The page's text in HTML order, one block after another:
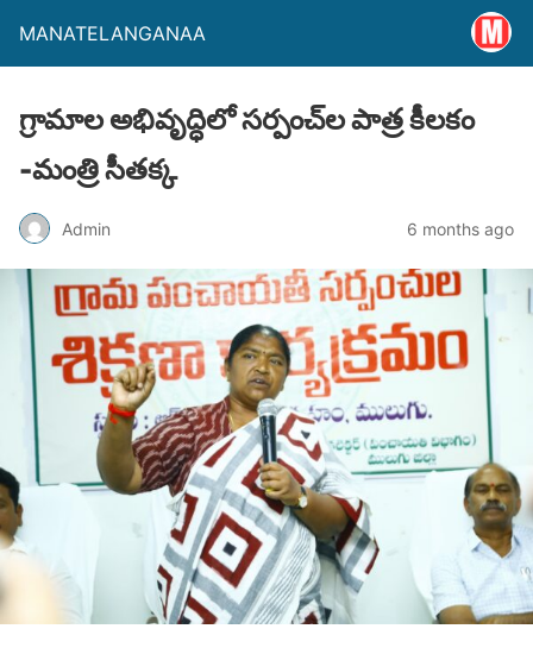
MANATELANGANAA
గ్రామాల అభివృద్ధిలో సర్పంచ్‌ల పాత్ర కీలకం
-మంత్రి సీతక్క
Admin 6 months ago